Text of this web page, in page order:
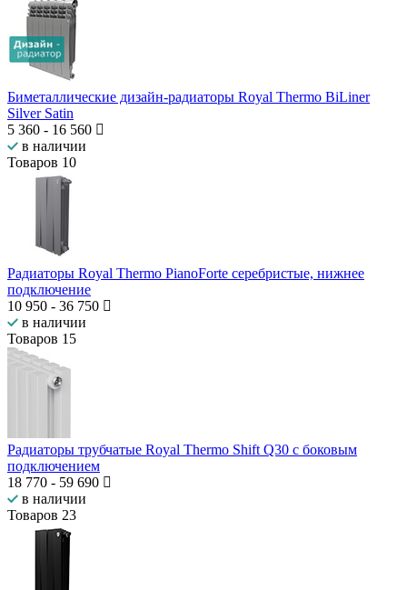
Биметаллические дизайн-радиаторы Royal Thermo BiLiner
Silver Satin
5 360 - 16 560
в наличии
Товаров 10
Радиаторы Royal Thermo PianoForte серебристые, нижнее
подключение
10 950 - 36 750
в наличии
Товаров 15
Радиаторы трубчатые Royal Thermo Shift Q30 с боковым
подключением
18 770 - 59 690
в наличии
Товаров 23